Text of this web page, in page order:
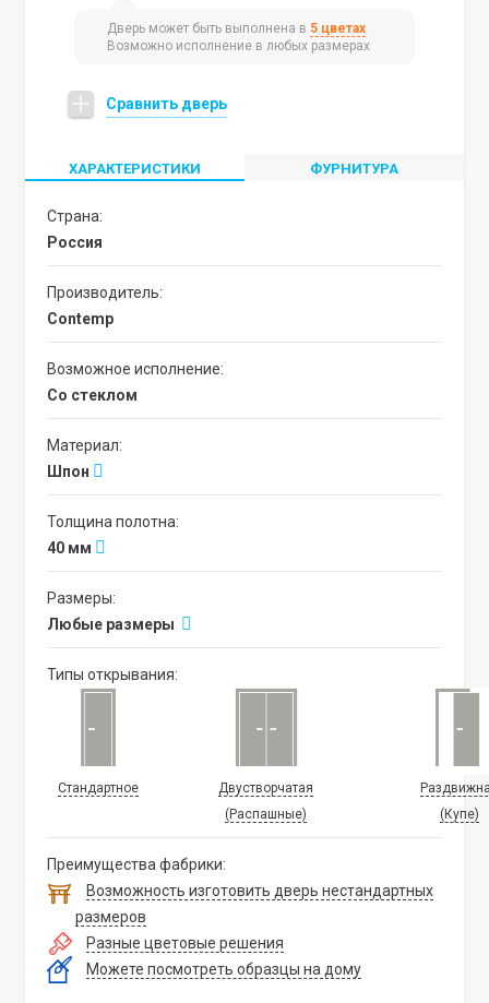
Дверь может быть выполнена в 5 цветах
Возможно исполнение в любых размерах
Сравнить дверь
ХАРАКТЕРИСТИКИ ФУРНИТУРА
Страна:
Россия
Производитель:
Contemp
Возможное исполнение:
со стеклом
Материал:
Шпон
Толщина полотна:
40 мм
Размеры:
Любые размеры
Типы открывания:
Стандартное
Двустворчатая
(Распашные)
(Купе)
Преимущества фабрики:
Возможность изготовить дверь нестандартных
размеров
Разные цветовые решения
Можете посмотреть образцы на дому